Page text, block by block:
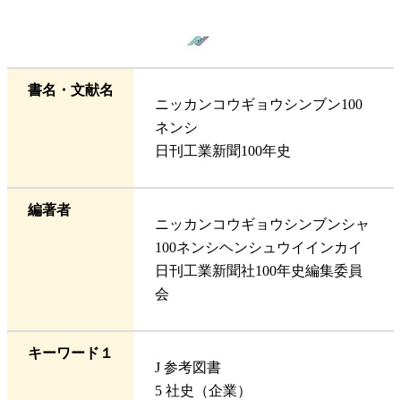
書名・文献名
ニッカンコウギョウシンブン100
ネンシ
日刊工業新聞100年史
編著者
ニッカンコウギョウシンブンシャ
100ネンシヘンシュウイインカイ
日刊工業新聞社100年史編集委員
会
キーワード１
J 参考図書
5 社史（企業）